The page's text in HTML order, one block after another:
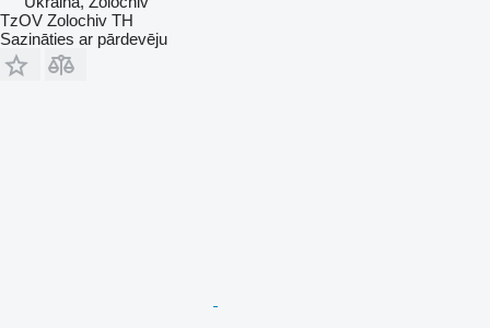
TzOV Zolochiv TH
Sazināties ar pārdevēju